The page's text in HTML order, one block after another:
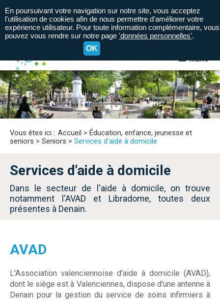
MENU
A= A- A+
Vous êtes ici : Accueil > Éducation, enfance, jeunesse et
seniors > Seniors > Services d'aide à domicile
Services d'aide à domicile
Dans le secteur de l'aide à domicile, on trouve
notamment l'AVAD et Libradome, toutes deux
présentes à Denain.
AVAD
L'Association valenciennoise d'aide à domicile (AVAD),
dont le siège est à Valenciennes, dispose d'une antenne à
Denain pour la gestion du service de soins infirmiers à
En poursuivant votre navigation sur notre site, vous acceptez
l'utilisation de cookies afin de nous permettre d'améliorer votre
expérience utilisateur. Pour toute information complémentaire, vous
pouvez vous rendre sur notre page 'données personnelles'.
OK